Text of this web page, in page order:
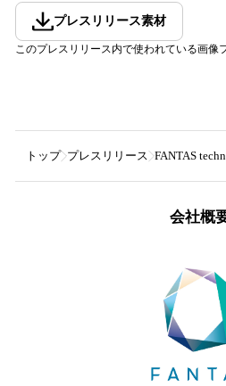
プレスリリース素材
このプレスリリース内で使われている画像
トップ プレスリリース FANTAS
会社概